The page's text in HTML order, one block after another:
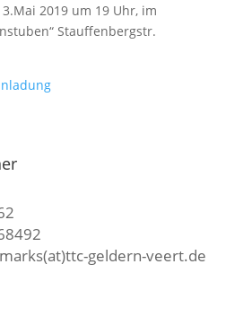
2019 um 19 Uhr, im
Stauffenbergstr.
geldern-veert.de